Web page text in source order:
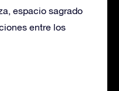
espacio sagrado
entre los